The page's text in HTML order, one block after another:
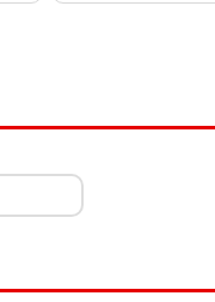
イプから探す